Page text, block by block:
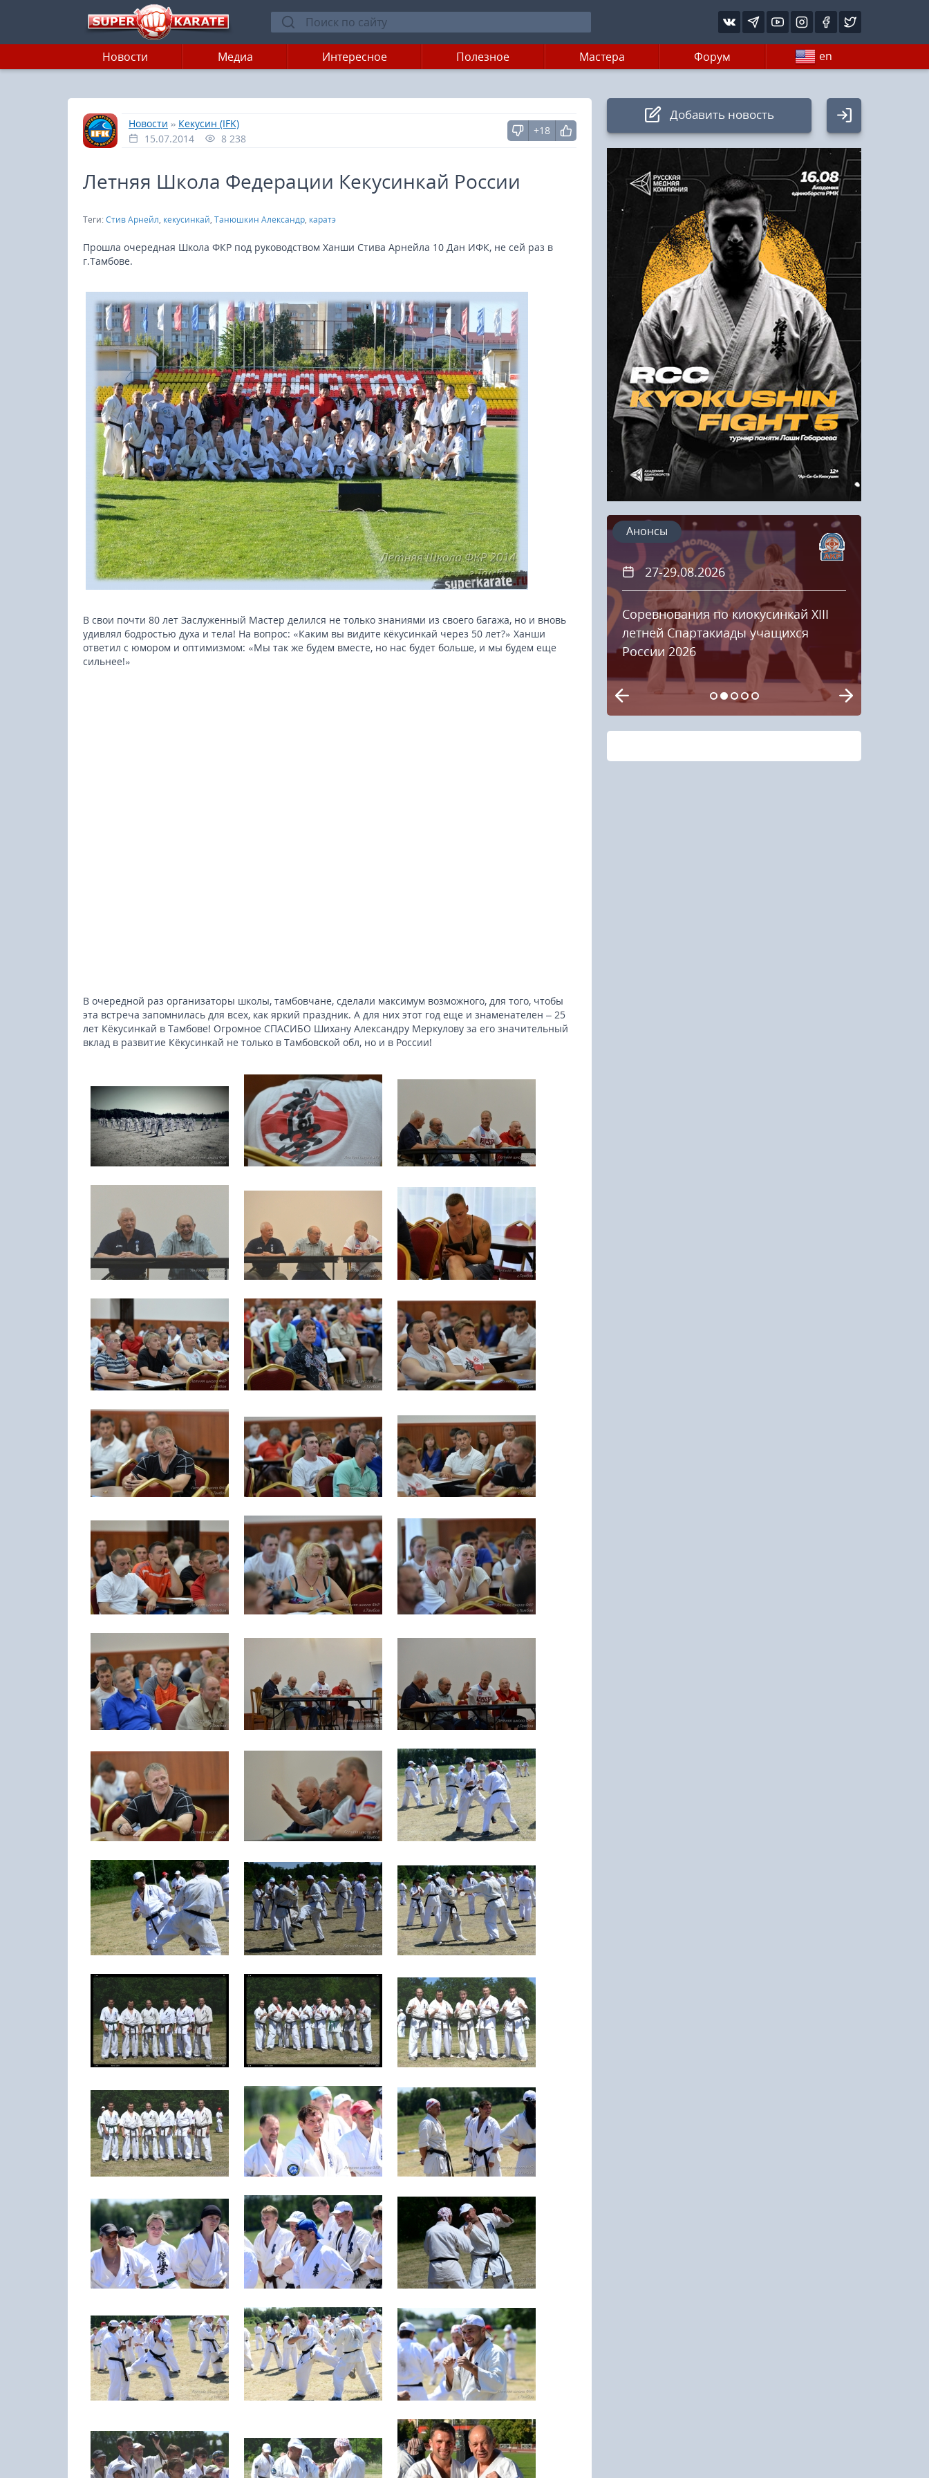
Новости Медиа Интересное Полезное Мастера Форум en
Главная
»
Новости » Кекусин (IFK)
15.07.2014
8 238
+18
Летняя Школа Федерации Кекусинкай России
Теги:Стив Арнейл, кекусинкай, Танюшкин Александр, каратэ
Прошла очередная Школа ФКР под руководством Ханши Стива Арнейла 10 Дан ИФК, не сей раз в
г.Тамбове.
В свои почти 80 лет Заслуженный Мастер делился не только знаниями из своего багажа, но и вновь
удивлял бодростью духа и тела! На вопрос: «Каким вы видите кёкусинкай через 50 лет?» Ханши
ответил с юмором и оптимизмом: «Мы так же будем вместе, но нас будет больше, и мы будем еще
сильнее!»
В очередной раз организаторы школы, тамбовчане, сделали максимум возможного, для того, чтобы
эта встреча запомнилась для всех, как яркий праздник. А для них этот год еще и знаменателен – 25
лет Кёкусинкай в Тамбове! Огромное СПАСИБО Шихану Александру Меркулову за его значительный
вклад в развитие Кёкусинкай не только в Тамбовской обл, но и в России!
Добавить новость
Авторизация
Логин:
Пароль
Войти
Напомнить пароль
Регистрация
23-25.10.2026
Spanish Autumn Camp 2026
16.08.2026
RCC Kyokushin Fight 5
27-29.08.2026
Соревнования по киокусинкай XIII
летней Спартакиады учащихся
России 2026
Анонсы